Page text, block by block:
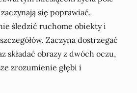
się poprawiać.
śledzić ruchome obiekty i
Zaczyna dostrzegać
składać obrazy z dwóch oczu,
zrozumienie głębi i